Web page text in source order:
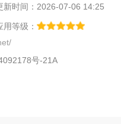
新时间：2026-07-06 14:25
用等级：
号-21A